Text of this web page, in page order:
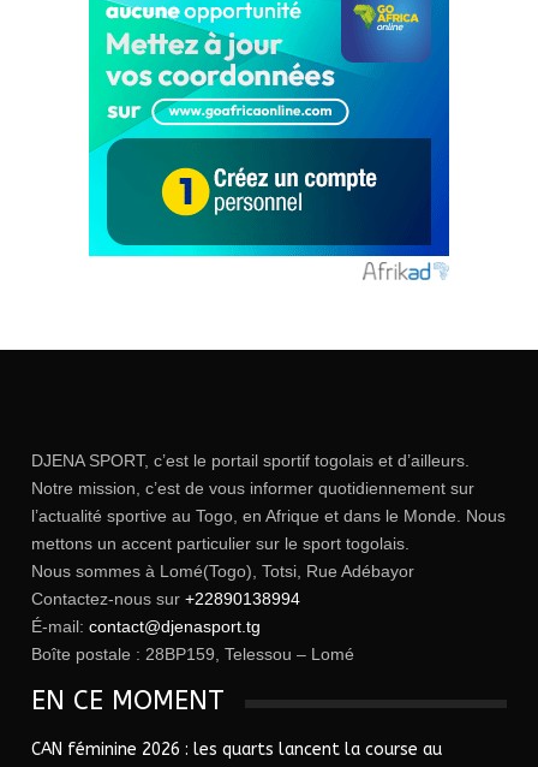
DJENA SPORT, c’est le portail sportif togolais et d’ailleurs.
Notre mission, c’est de vous informer quotidiennement sur
l’actualité sportive au Togo, en Afrique et dans le Monde. Nous
mettons un accent particulier sur le sport togolais.
Nous sommes à Lomé(Togo), Totsi, Rue Adébayor
Contactez-nous sur +22890138994
É-mail: contact@djenasport.tg
Boîte postale : 28BP159, Telessou – Lomé
EN CE MOMENT
CAN féminine 2026 : les quarts lancent la course au